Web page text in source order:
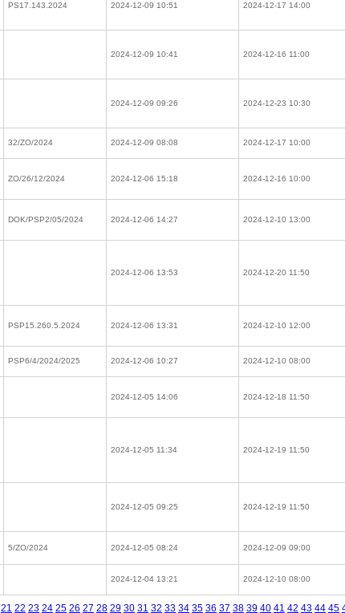
PS17.143.2024 2024-12-09 10:51 2024-12-17 14:00
2024-12-09 10:41 2024-12-16 11:00
2024-12-09 09:26 2024-12-23 10:30
32/ZO/2024 2024-12-09 08:08 2024-12-17 10:00
ZO/26/12/2024 2024-12-06 15:18 2024-12-16 10:00
DOK/PSP2/05/2024 2024-12-06 14:27 2024-12-10 13:00
2024-12-06 13:53 2024-12-20 11:50
PSP15.260.5.2024 2024-12-06 13:31 2024-12-10 12:00
PSP6/4/2024/2025 2024-12-06 10:27 2024-12-10 08:00
2024-12-05 14:06 2024-12-18 11:50
2024-12-05 11:34 2024-12-19 11:50
2024-12-05 09:25 2024-12-19 11:50
5/ZO/2024 2024-12-05 08:24 2024-12-09 09:00
2024-12-04 13:21 2024-12-10 08:00
21 22 23 24 25 26 27 28 29 30 31 32 33 34 35 36 37 38 39 40 41 42 43 44 45